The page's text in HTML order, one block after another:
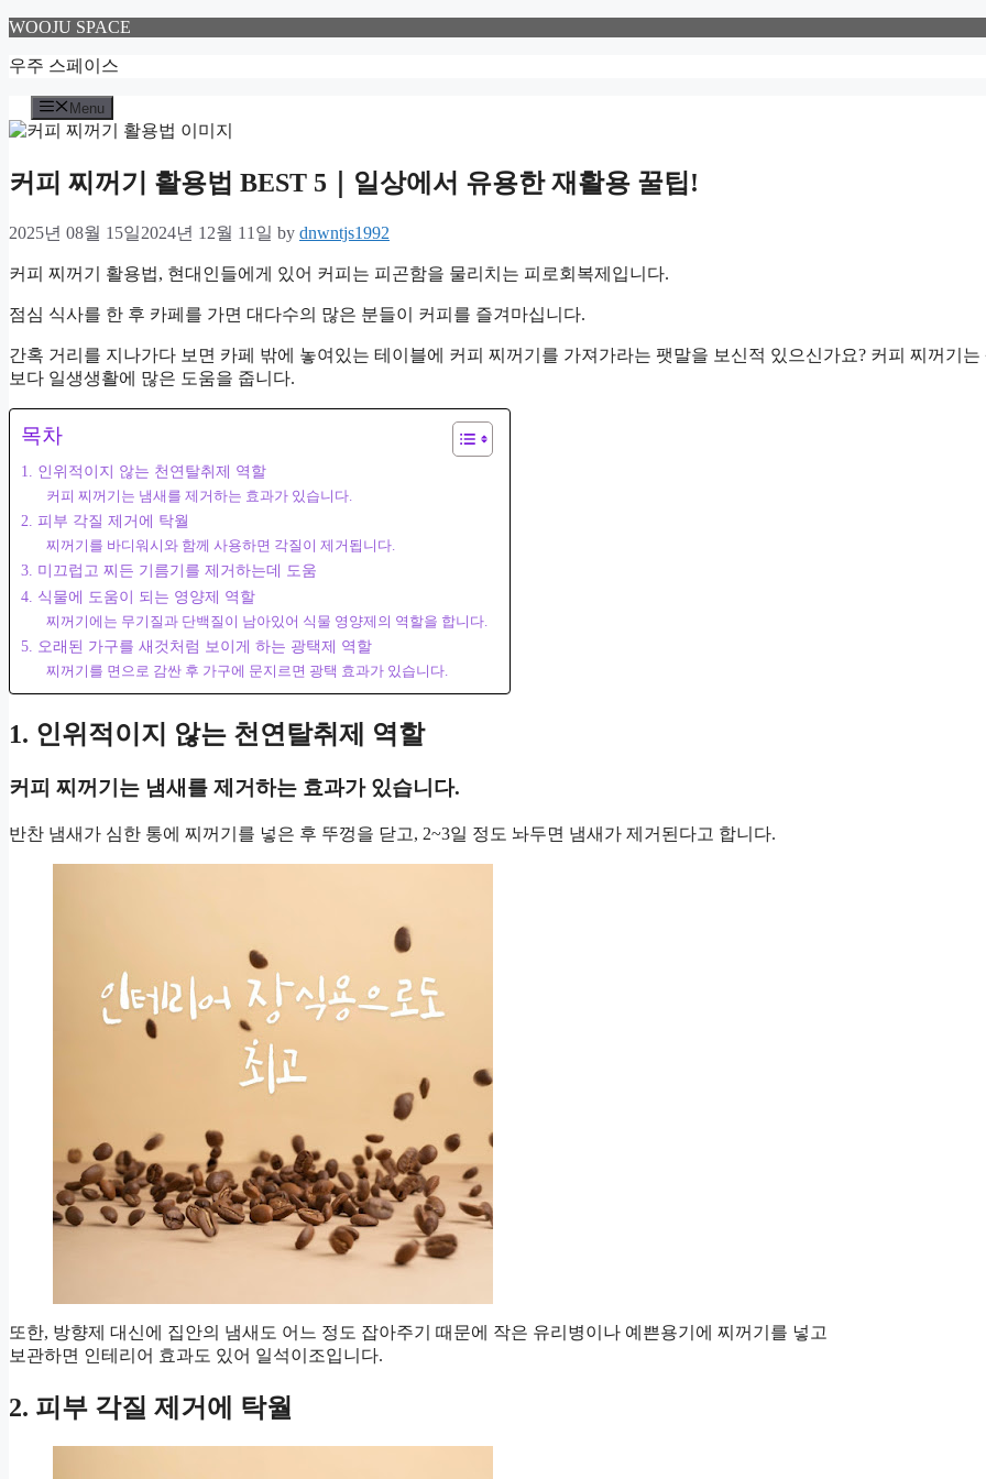
Skip
content
WOOJU SPACE
우주 스페이스
Menu
커피 찌꺼기 활용법 BEST 5｜일상에서 유용한 재활용 꿀팁!
2025년 08월 15일2024년 12월 11일 by dnwntjs1992
커피 찌꺼기 활용법, 현대인들에게 있어 커피는 피곤함을 물리치는 피로회복제입니다.
점심 식사를 한 후 카페를 가면 대다수의 많은 분들이 커피를 즐겨마십니다.
간혹 거리를 지나가다 보면 카페 밖에 놓여있는 테이블에 커피 찌꺼기를 가져가라는 팻말을 보신적 있으신가요? 커피 찌꺼기는
보다 일생생활에 많은 도움을 줍니다.
목차
1. 인위적이지 않는 천연탈취제 역할
커피 찌꺼기는 냄새를 제거하는 효과가 있습니다.
2. 피부 각질 제거에 탁월
찌꺼기를 바디워시와 함께 사용하면 각질이 제거됩니다.
3. 미끄럽고 찌든 기름기를 제거하는데 도움
4. 식물에 도움이 되는 영양제 역할
찌꺼기에는 무기질과 단백질이 남아있어 식물 영양제의 역할을 합니다.
5. 오래된 가구를 새것처럼 보이게 하는 광택제 역할
찌꺼기를 면으로 감싼 후 가구에 문지르면 광택 효과가 있습니다.
1. 인위적이지 않는 천연탈취제 역할
커피 찌꺼기는 냄새를 제거하는 효과가 있습니다.
반찬 냄새가 심한 통에 찌꺼기를 넣은 후 뚜껑을 닫고, 2~3일 정도 놔두면 냄새가 제거된다고 합니다.
또한, 방향제 대신에 집안의 냄새도 어느 정도 잡아주기 때문에 작은 유리병이나 예쁜용기에 찌꺼기를 넣고
보관하면 인테리어 효과도 있어 일석이조입니다.
2. 피부 각질 제거에 탁월